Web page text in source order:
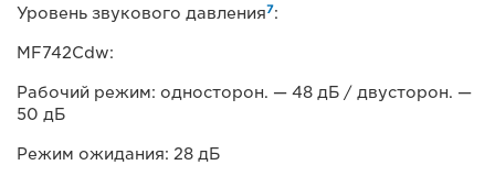
Уровень звукового давления7:
MF742Cdw:
Рабочий режим: односторон. — 48 дБ / двусторон. —
50 дБ
Режим ожидания: 28 дБ